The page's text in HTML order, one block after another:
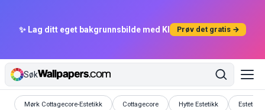
✨ Lag ditt eget bakgrunnsbilde med KI Prøv det gratis →
Søk
Mørk Cottagecore-Estetikk
Bakgrunner Cottagecore
Bakgrunner Hytte Estetikk
Bakgrunner Estetisk